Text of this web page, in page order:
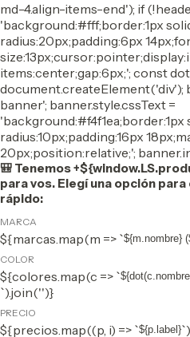
md-4.align-items-end'); if
'background:#fff;border:1px
radius:20px;padding:6px
items:center;gap:6px;'; const dot
document.createElement('div');
banner'; banner.style.cssText =
radius:10px;padding:16px
20px;position:relative;';
🎒 Tenemos
para vos. Elegí una opción
rápido:
MARCA
${marcas.map(m => `${m.nombre}
COLOR
${colores.map(c => `
`).join('')}
PRECIO
${precios.map((p, i) => `${p.label}